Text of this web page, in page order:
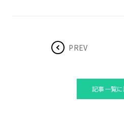
PREV
記事一覧